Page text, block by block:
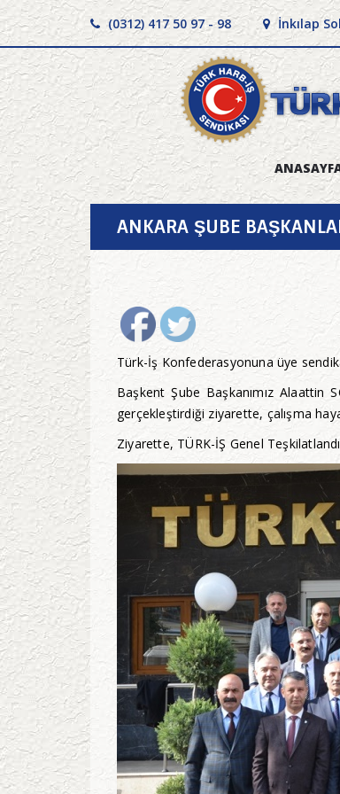
(0312) 417 50 97 - 98 İnkılap
ANKARA ŞUBE
Türk-İş Konfederasyonuna üye
Başkent Şube Başkanımız Alaattin
gerçekleştirdiği ziyarette, çalışma
Ziyarette, TÜRK-İŞ Genel